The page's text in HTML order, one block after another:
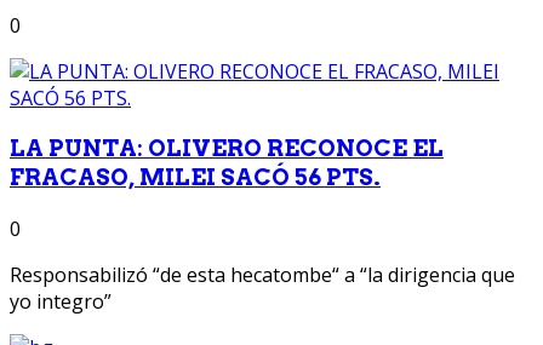
0
LA PUNTA: OLIVERO RECONOCE EL
FRACASO, MILEI SACÓ 56 PTS.
0
Responsabilizó “de esta hecatombe“ a “la dirigencia que
yo integro”